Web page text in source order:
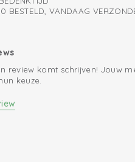
je met de handige lus
de Maxi Cosi of
geven! De knuffel is
een groter vriendje!
BESTELD, VANDAAG
review komt schrijven! Jouw
keuze.